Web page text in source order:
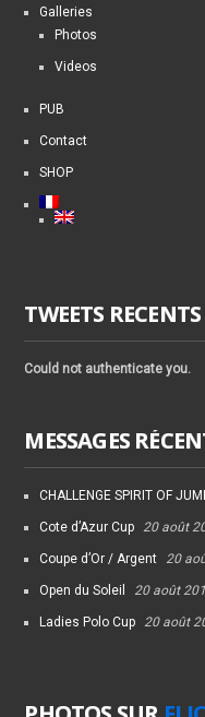
Galleries
Photos
Videos
PUB
Contact
SHOP
TWEETS RECENTS
Could not authenticate you.
MESSAGES
CHALLENGE SPIRIT OF
Cote d’Azur Cup 20 août
Coupe d’Or / Argent 20
Open du Soleil 20 août
Ladies Polo Cup 20 août